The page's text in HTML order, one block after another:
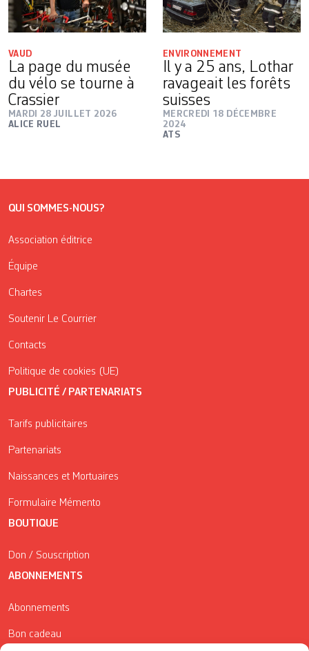
VAUD
La page du musée
du vélo se tourne à
Crassier
MARDI 28 JUILLET 2026
ALICE RUEL
ENVIRONNEMENT
Il y a 25 ans, Lothar
ravageait les forêts
suisses
MERCREDI 18 DÉCEMBRE
2024
ATS
QUI SOMMES-NOUS?
Association éditrice
Équipe
Chartes
Soutenir Le Courrier
Contacts
Politique de cookies (UE)
PUBLICITÉ / PARTENARIATS
Tarifs publicitaires
Partenariats
Naissances et Mortuaires
Formulaire Mémento
BOUTIQUE
Don / Souscription
ABONNEMENTS
Abonnements
Bon cadeau